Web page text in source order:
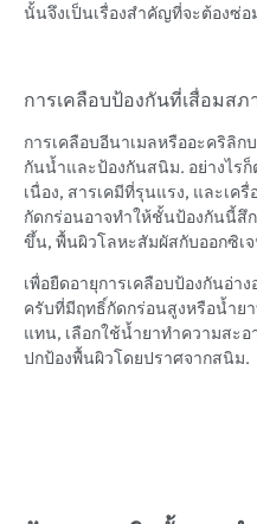
นั้นจึงเป็นเรื่องสำคัญที่จะต้องซ่
การเคลือบป้องกันที่เสื่อมสภ
การเคลือบอีนาเมลหรืออะคริลิ
กันน้ำและป้องกันสนิม. อย่างไร
เนื่อง, สารเคมีที่รุนแรง, และเค
กัดกร่อนอาจทำให้ชั้นป้องกันนี้สึก
ขึ้น, พื้นผิวโลหะสัมผัสกับออกซิเ
เพื่อยืดอายุการเคลือบป้องกันอ่า
ครับที่มีฤทธิ์กัดกร่อนสูงหรือน้ำย
แทน, เลือกใช้น้ำยาทำความสะ
ปกป้องพื้นผิวโดยปราศจากสนิม.